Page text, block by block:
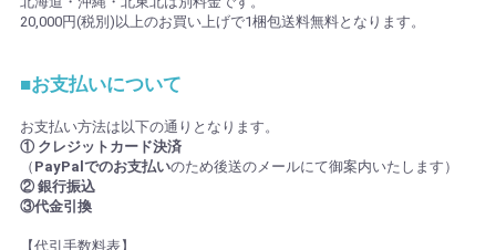
20,000円(税別)以上のお買い上げで1梱包送料無料となります。
■お支払いについて
お支払い方法は以下の通りとなります。
① クレジットカード決済
（ PayPalでのお支払いのため後送のメールにて御案内いたします）
② 銀行振込
③代金引換
【代引手数料表】